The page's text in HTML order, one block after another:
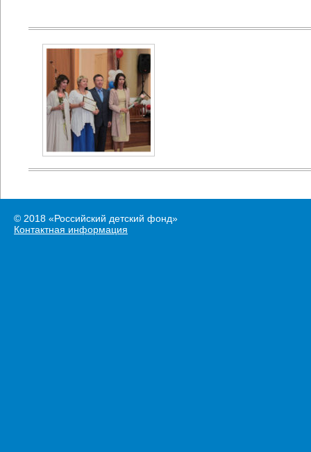
© 2018 «Российский детский фонд»
Контактная информация